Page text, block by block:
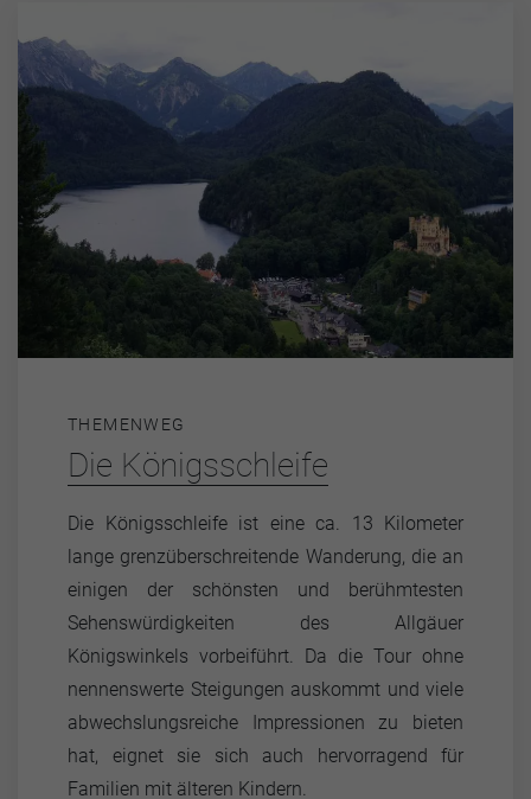
THEMENWEG
Die Königsschleife
Die Königsschleife ist eine ca. 13 Kilometer
lange grenzüberschreitende Wanderung, die an
einigen der schönsten und berühmtesten
Sehenswürdigkeiten des Allgäuer
Königswinkels vorbeiführt. Da die Tour ohne
nennenswerte Steigungen auskommt und viele
abwechslungsreiche Impressionen zu bieten
hat, eignet sie sich auch hervorragend für
Familien mit älteren Kindern.